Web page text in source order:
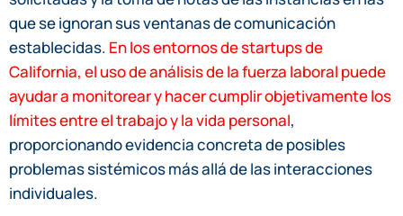
que se ignoran sus ventanas de comunicación
establecidas. En los entornos de startups de
California, el uso de análisis de la fuerza laboral puede
ayudar a monitorear y hacer cumplir objetivamente los
límites entre el trabajo y la vida personal,
proporcionando evidencia concreta de posibles
problemas sistémicos más allá de las interacciones
individuales.